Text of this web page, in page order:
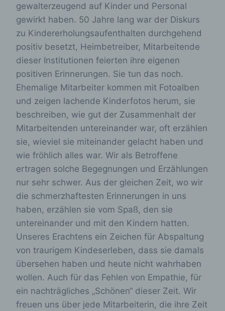
gewalterzeugend auf Kinder und Personal
gewirkt haben. 50 Jahre lang war der Diskurs
zu Kindererholungsaufenthalten durchgehend
positiv besetzt, Heimbetreiber, Mitarbeitende
dieser Institutionen feierten ihre eigenen
positiven Erinnerungen. Sie tun das noch.
Ehemalige Mitarbeiter kommen mit Fotoalben
und zeigen lachende Kinderfotos herum, sie
beschreiben, wie gut der Zusammenhalt der
Mitarbeitenden untereinander war, oft erzählen
sie, wieviel sie miteinander gelacht haben und
wie fröhlich alles war. Wir als Betroffene
ertragen solche Begegnungen und Erzählungen
nur sehr schwer. Aus der gleichen Zeit, wo wir
die schmerzhaftesten Erinnerungen in uns
haben, erzählen sie vom Spaß, den sie
untereinander und mit den Kindern hatten.
Unseres Erachtens ein Zeichen für Abspaltung
von traurigem Kindeserleben, dass sie damals
übersehen haben und heute nicht wahrhaben
wollen. Auch für das Fehlen von Empathie, für
ein nachträgliches „Schönen“ dieser Zeit. Wir
freuen uns über jede Mitarbeiterin, die ihre Zeit